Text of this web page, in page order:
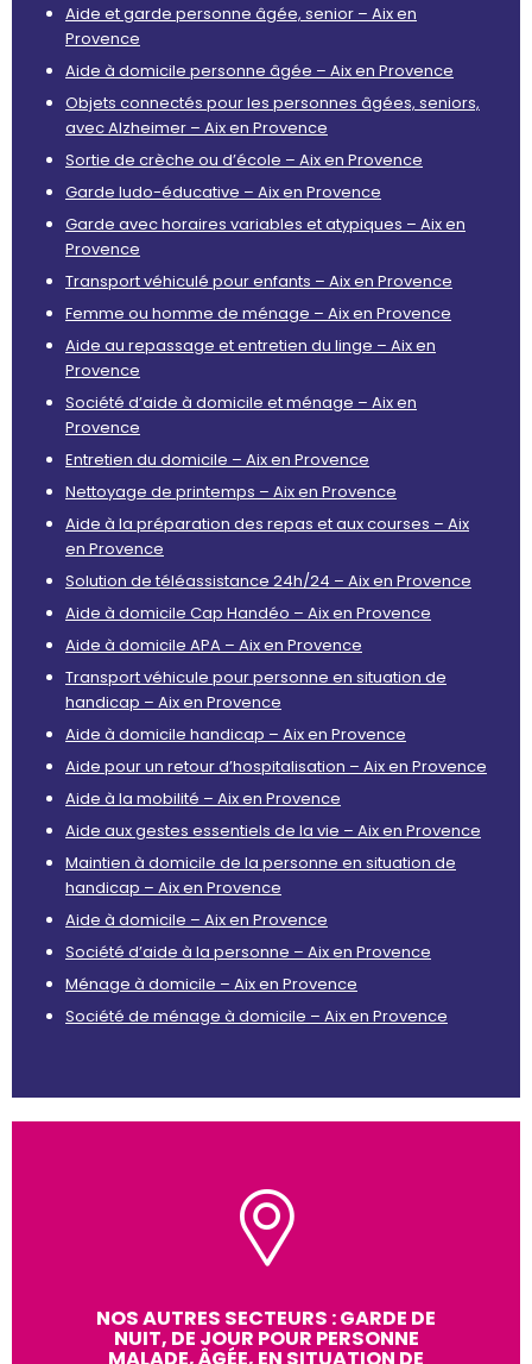
Aide et garde personne âgée, senior – Aix en
Provence
Aide à domicile personne âgée – Aix en Provence
Objets connectés pour les personnes âgées, seniors,
avec Alzheimer – Aix en Provence
Sortie de crèche ou d’école – Aix en Provence
Garde ludo-éducative – Aix en Provence
Garde avec horaires variables et atypiques – Aix en
Provence
Transport véhiculé pour enfants – Aix en Provence
Femme ou homme de ménage – Aix en Provence
Aide au repassage et entretien du linge – Aix en
Provence
Société d’aide à domicile et ménage – Aix en
Provence
Entretien du domicile – Aix en Provence
Nettoyage de printemps – Aix en Provence
Aide à la préparation des repas et aux courses – Aix
en Provence
Solution de téléassistance 24h/24 – Aix en Provence
Aide à domicile Cap Handéo – Aix en Provence
Aide à domicile APA – Aix en Provence
Transport véhicule pour personne en situation de
handicap – Aix en Provence
Aide à domicile handicap – Aix en Provence
Aide pour un retour d’hospitalisation – Aix en Provence
Aide à la mobilité – Aix en Provence
Aide aux gestes essentiels de la vie – Aix en Provence
Maintien à domicile de la personne en situation de
handicap – Aix en Provence
Aide à domicile – Aix en Provence
Société d’aide à la personne – Aix en Provence
Ménage à domicile – Aix en Provence
Société de ménage à domicile – Aix en Provence
NOS AUTRES SECTEURS : GARDE DE
NUIT, DE JOUR POUR PERSONNE